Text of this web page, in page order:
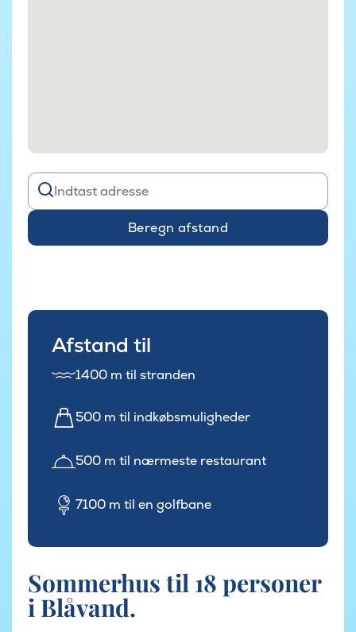
Beregn afstand
Afstand til
1400 m til stranden
500 m til indkøbsmuligheder
500 m til nærmeste restaurant
7100 m til en golfbane
Sommerhus til 18 personer
i Blåvand.